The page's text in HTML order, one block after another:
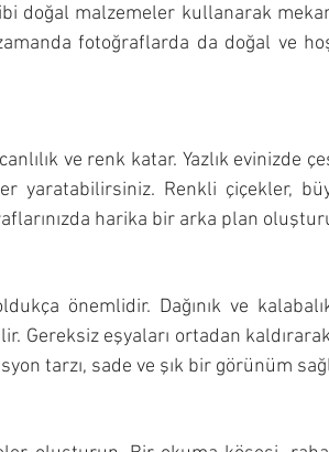
doğal malzemeler kullanarak
fotoğraflarda da doğal ve
ve renk katar. Yazlık evinizde
yaratabilirsiniz. Renkli çiçekler,
harika bir arka plan
önemlidir. Dağınık ve
Gereksiz eşyaları ortadan
tarzı, sade ve şık bir görünüm